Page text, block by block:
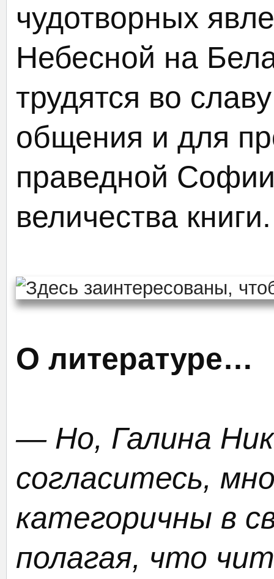
чудотворных
Небесной на
трудятся во
общения и для
праведной
величества книги.
О литературе…
— Но, Галина
согласитесь,
категоричны в
полагая, что